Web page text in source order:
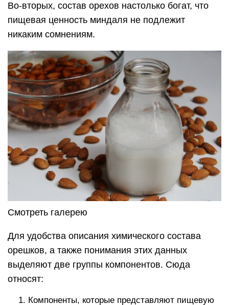
Во-вторых, состав орехов настолько богат, что
пищевая ценность миндаля не подлежит
никаким сомнениям.
Смотреть галерею
Для удобства описания химического состава
орешков, а также понимания этих данных
выделяют две группы компонентов. Сюда
относят:
Компоненты, которые представляют пищевую